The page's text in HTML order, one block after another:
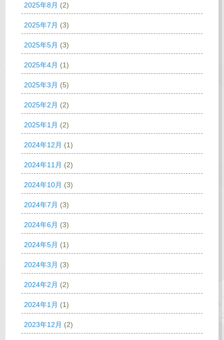
2025年8月 (2)
2025年7月 (3)
2025年5月 (3)
2025年4月 (1)
2025年3月 (5)
2025年2月 (2)
2025年1月 (2)
2024年12月 (1)
2024年11月 (2)
2024年10月 (3)
2024年7月 (3)
2024年6月 (3)
2024年5月 (1)
2024年3月 (3)
2024年2月 (2)
2024年1月 (1)
2023年12月 (2)